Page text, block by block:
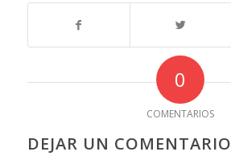
0
COMENTARIOS
DEJAR UN COMENTARIO